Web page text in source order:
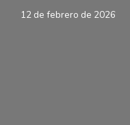
12 de febrero de 2026